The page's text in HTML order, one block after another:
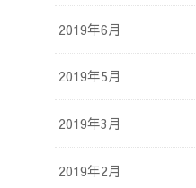
2019年6月
2019年5月
2019年3月
2019年2月